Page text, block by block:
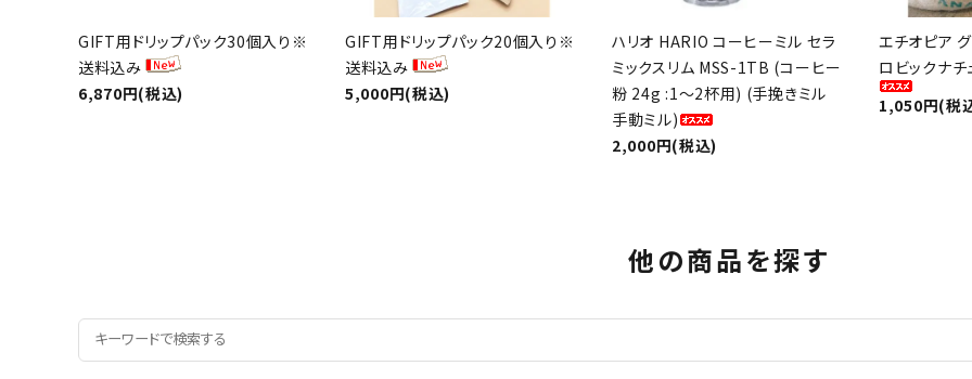
GIFT用ドリップパック30個入り※
送料込み
6,870円(税込)
GIFT用ドリップパック20個入り※
送料込み
5,000円(税込)
ハリオ HARIO コーヒーミル セラ
ミックスリム MSS-1TB (コーヒー
粉 24g :1〜2杯用) (手挽きミル
手動ミル)
2,000円(税込)
エチオピア
ロビックナチ
1,050円(税
他の商品を探す